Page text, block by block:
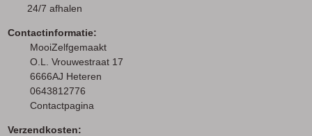
24/7 afhalen
Contactinformatie:
MooiZelfgemaakt
O.L. Vrouwestraat 17
6666AJ Heteren
0643812776
Contactpagina
Verzendkosten: